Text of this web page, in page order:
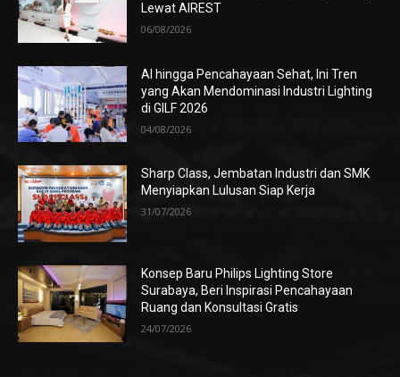
Lewat AIREST
06/08/2026
AI hingga Pencahayaan Sehat, Ini Tren
yang Akan Mendominasi Industri Lighting
di GILF 2026
04/08/2026
Sharp Class, Jembatan Industri dan SMK
Menyiapkan Lulusan Siap Kerja
31/07/2026
Konsep Baru Philips Lighting Store
Surabaya, Beri Inspirasi Pencahayaan
Ruang dan Konsultasi Gratis
24/07/2026